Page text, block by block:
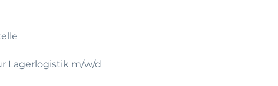
Lagerlogistik m/w/d